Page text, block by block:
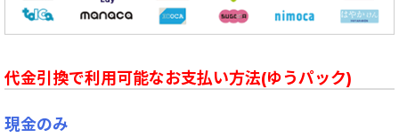
代金引換で利用可能なお支払い方法(ゆうパック)
現金のみ